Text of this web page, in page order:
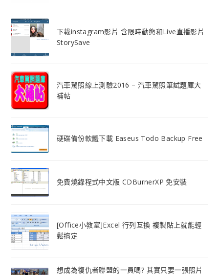
下載instagram影片 含限時動態和Live直播影片
StorySave
汽車駕照線上測驗2016 – 汽車駕照筆試題庫大
補帖
硬碟備份軟體下載 Easeus Todo Backup Free
免費燒錄程式中文版 CDBurnerXP 免安裝
[Office小教室]Excel 行列互換 複製貼上就能輕
鬆搞定
想成為復仇者聯盟的一員嗎? 其實只要一張照片